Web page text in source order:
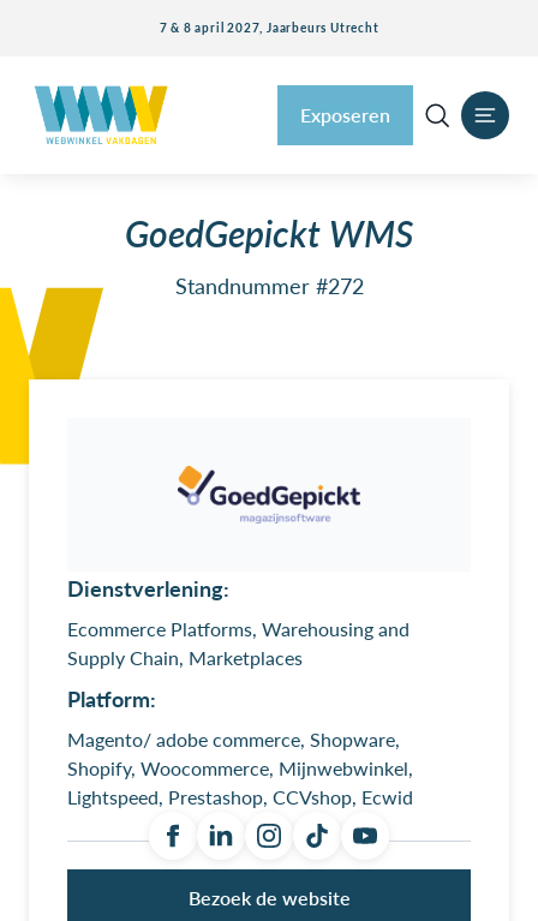
7 & 8 april 2027, Jaarbeurs Utrecht
Exposeren
GoedGepickt WMS
Standnummer #272
Dienstverlening:
Ecommerce Platforms, Warehousing and
Supply Chain, Marketplaces
Platform:
Magento/ adobe commerce, Shopware,
Shopify, Woocommerce, Mijnwebwinkel,
Lightspeed, Prestashop, CCVshop, Ecwid
Bezoek de website